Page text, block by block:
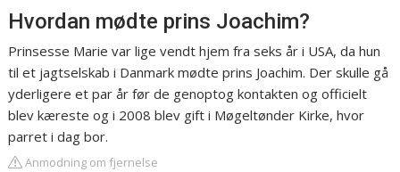
Hvordan mødte prins Joachim?
Prinsesse Marie var lige vendt hjem fra seks år i USA, da hun
til et jagtselskab i Danmark mødte prins Joachim. Der skulle gå
yderligere et par år før de genoptog kontakten og officielt
blev kæreste og i 2008 blev gift i Møgeltønder Kirke, hvor
parret i dag bor.
Anmodning om fjernelse